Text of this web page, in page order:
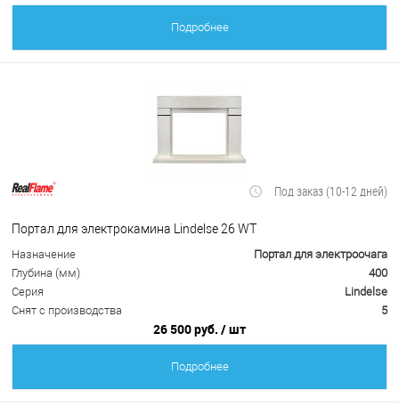
Подробнее
Под заказ (10-12 дней)
Портал для электрокамина Lindelse 26 WT
Назначение
Портал для электроочага
Глубина (мм)
400
Серия
Lindelse
Снят с производства
5
26 500 руб. / шт
Подробнее